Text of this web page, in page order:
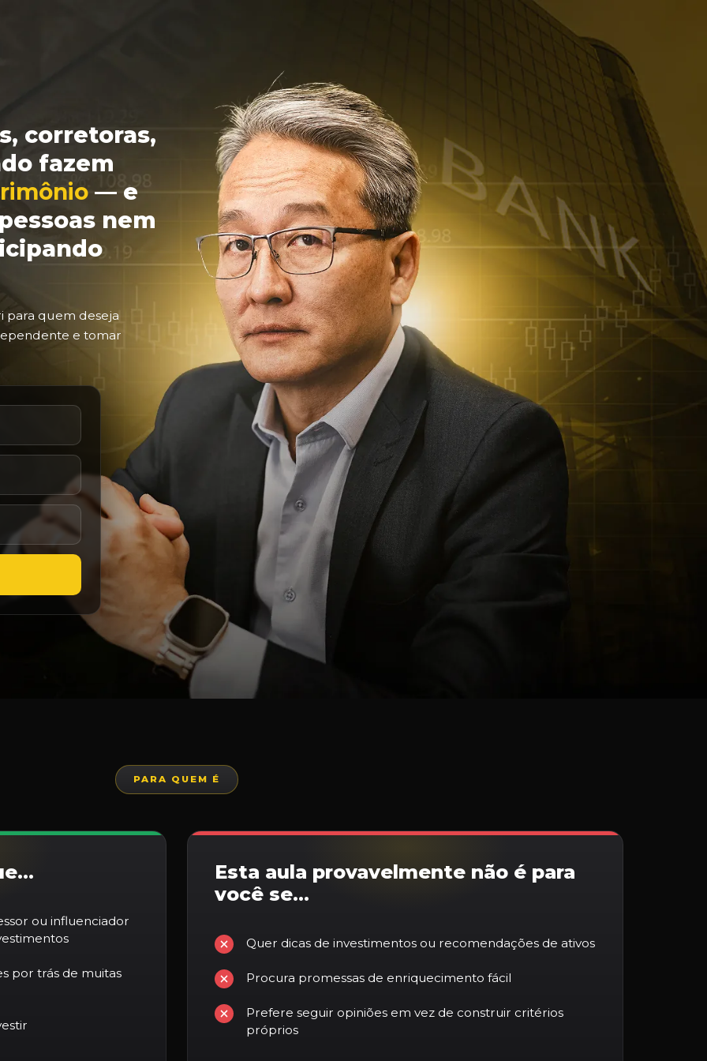
corretoras,
fazem
— e
nem
para quem deseja
e tomar
PARA QUEM É
ou influenciador
por trás de muitas
Esta aula provavelmente não é para
você se…
Quer dicas de investimentos ou recomendações de ativos
Procura promessas de enriquecimento fácil
Prefere seguir opiniões em vez de construir critérios
próprios